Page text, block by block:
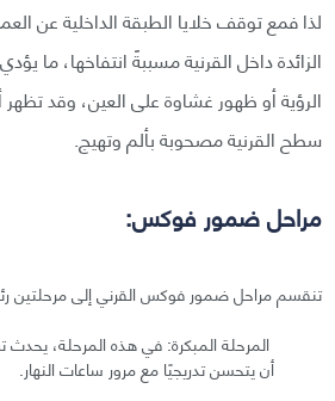
لذا فمع توقف خلايا الطبقة الداخلية عن
الزائدة داخل القرنية مسببةً انتفاخها، ما
الرؤية أو ظهور غشاوة على العين، وقد
سطح القرنية مصحوبة بألم وتهيج.
مراحل ضمور فوكس:
تنقسم مراحل ضمور فوكس القرني إلى مرحلتين
المرحلة المبكرة: في هذه المرحلة،
أن يتحسن تدريجيًا مع مرور ساعات النهار.